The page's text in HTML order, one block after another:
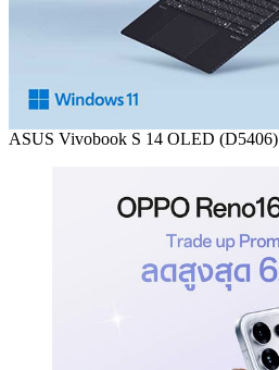
ASUS Vivobook S 14 OLED (D5406)